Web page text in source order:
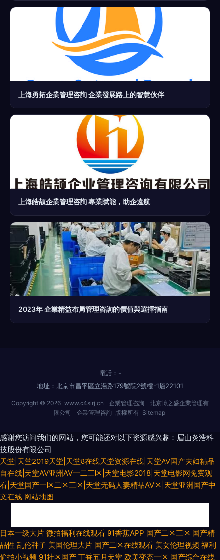
上海勇拓企業管理咨詢 企業發展路上的智慧伙伴
上海皓頡企業管理咨詢 專業賦能，助企遠航
2023年 企業精益布局管理咨詢的價值與選擇指南
電話：-
地址：北京市昌平區立湯路179號院2號樓-1層22101
Copyright © 2026 www.c4sirj.cn 企業管理咨詢
北京博之盛企業管理有
限公司
企業管理咨詢 版權所有 Sitemap
感谢您访问我们的网站，您可能还对以下资源感兴趣：眉山炎浩科
技股份有限公司
天堂|天堂2019天堂|天堂8在线天堂资源在线|天堂AV国产夫妇精品
自在线|天堂AV亚洲AV一二三区|天堂电影2018|天堂电影网免费观
看|天堂国产一区二区三区|天堂无码人妻精品AV区|天堂亚洲国产中
文在线 网站地图
97精品国产 日韩精品三区 大香蕉久久丁香 黑丝萝少 精品91国产0 久久青草
线蕉国产 老司机综合 欧美国产开 日本A视频 三级三级AV导航 无码www
日本一级大片 微拍福利在线观看 91香蕉APP 国产二区三区 国产精
品性 乱伦种子 美国伦理大片 国产二区在线观看 美女伦理视频 福利
偷拍小视频 91社区国产 丁香五月天堂 欧美变态一区 国产综合在线